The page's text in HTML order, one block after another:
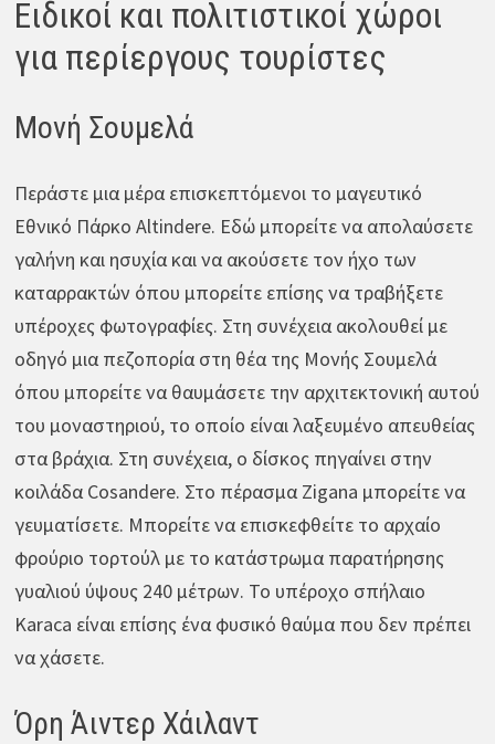
Ειδικοί και πολιτιστικοί χώροι
για περίεργους τουρίστες
Μονή Σουμελά
Περάστε μια μέρα επισκεπτόμενοι το μαγευτικό
Εθνικό Πάρκο Altindere. Εδώ μπορείτε να απολαύσετε
γαλήνη και ησυχία και να ακούσετε τον ήχο των
καταρρακτών όπου μπορείτε επίσης να τραβήξετε
υπέροχες φωτογραφίες. Στη συνέχεια ακολουθεί με
οδηγό μια πεζοπορία στη θέα της Μονής Σουμελά
όπου μπορείτε να θαυμάσετε την αρχιτεκτονική αυτού
του μοναστηριού, το οποίο είναι λαξευμένο απευθείας
στα βράχια. Στη συνέχεια, ο δίσκος πηγαίνει στην
κοιλάδα Cosandere. Στο πέρασμα Zigana μπορείτε να
γευματίσετε. Μπορείτε να επισκεφθείτε το αρχαίο
φρούριο τορτούλ με το κατάστρωμα παρατήρησης
γυαλιού ύψους 240 μέτρων. Το υπέροχο σπήλαιο
Karaca είναι επίσης ένα φυσικό θαύμα που δεν πρέπει
να χάσετε.
Όρη Άιντερ Χάιλαντ